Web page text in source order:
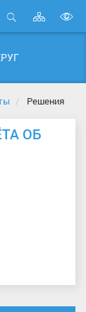
Открыть
Карта
сайта
Решения
ОБ